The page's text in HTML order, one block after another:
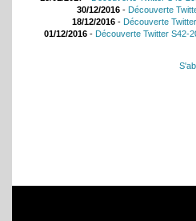
30/12/2016 - Découverte
18/12/2016 - Découverte
01/12/2016 - Découverte Twitter S42-